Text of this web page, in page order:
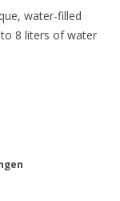
water-filled
8 liters of water